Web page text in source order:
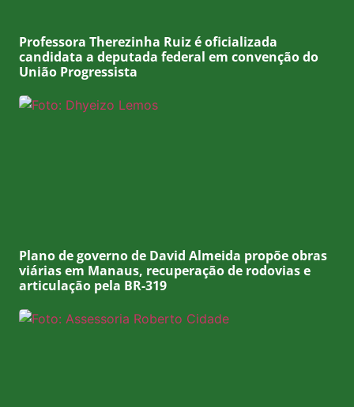
Professora Therezinha Ruiz é oficializada
candidata a deputada federal em convenção do
União Progressista
Plano de governo de David Almeida propõe obras
viárias em Manaus, recuperação de rodovias e
articulação pela BR-319